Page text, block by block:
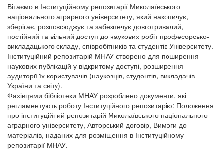
Вітаємо в Інституційному репозитарії Миколаївського
національного аграрного університету, який накопичує,
зберігає, розповсюджує та забезпечує довготривалий,
постійний та вільний доступ до наукових робіт професорсько-
викладацького складу, співробітників та студентів Університету.
Інституційний репозитарій МНАУ створено для поширення
наукових публікацій у відкритому доступі, розширення
аудиторії їх користувачів (науковців, студентів, викладачів
України та світу).
Фахівцями бібліотеки МНАУ розроблено документи, які
регламентують роботу Інституційного репозитарію: Положення
про інституційний репозитарій Миколаївського національного
аграрного університету, Авторський договір, Вимоги до
матеріалів, наданих для розміщення в Інституційному
репозитарії МНАУ.